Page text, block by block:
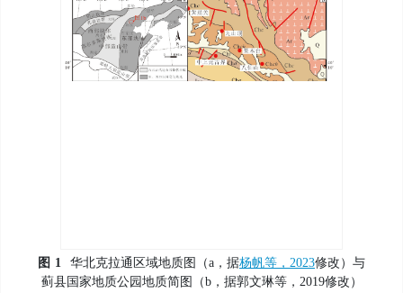
图 1 华北克拉通区域地质图（a，据杨帆等，2023修改）与
蓟县国家地质公园地质简图（b，据郭文琳等，2019修改）